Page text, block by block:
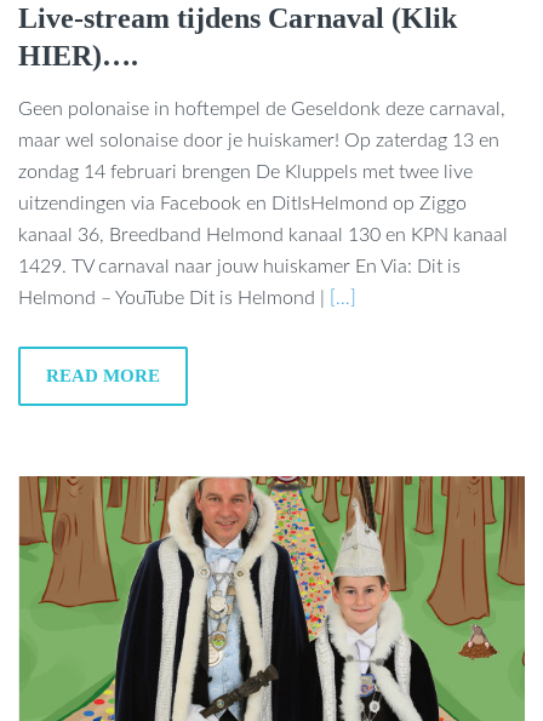
Live-stream tijdens Carnaval (Klik
HIER)….
Geen polonaise in hoftempel de Geseldonk deze carnaval,
maar wel solonaise door je huiskamer! Op zaterdag 13 en
zondag 14 februari brengen De Kluppels met twee live
uitzendingen via Facebook en DitIsHelmond op Ziggo
kanaal 36, Breedband Helmond kanaal 130 en KPN kanaal
1429. TV carnaval naar jouw huiskamer En Via: Dit is
Helmond – YouTube Dit is Helmond |
[…]
READ MORE